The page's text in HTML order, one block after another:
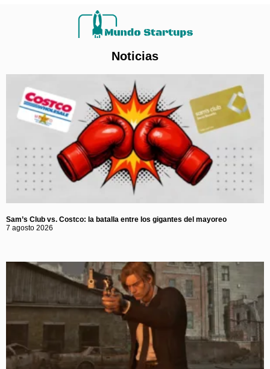
Noticias
Sam’s Club vs. Costco: la batalla entre los gigantes del mayoreo
7 agosto 2026